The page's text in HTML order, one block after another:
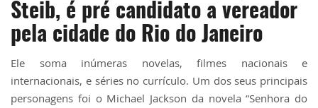
Steib, é pré candidato a vereador
pela cidade do Rio do Janeiro
Ele soma inúmeras novelas, filmes nacionais e
internacionais, e séries no currículo. Um dos seus principais
personagens foi o Michael Jackson da novela “Senhora do